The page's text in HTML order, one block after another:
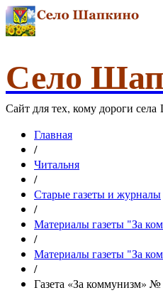
Село
Сайт для тех, кому дороги
Главная
/
Читальня
/
Старые газеты и журналы
/
Материалы газеты "За
/
Материалы газеты "За
/
Газета «За коммунизм»